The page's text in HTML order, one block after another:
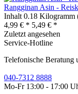
Rangginan Asin -
Inhalt 0.18 Kilogramm
4,99 € * 5,49 € *
Zuletzt angesehen
Service-Hotline
Telefonische Beratung
040-7312 8888
Mo-Fr 13:00 - 17:00